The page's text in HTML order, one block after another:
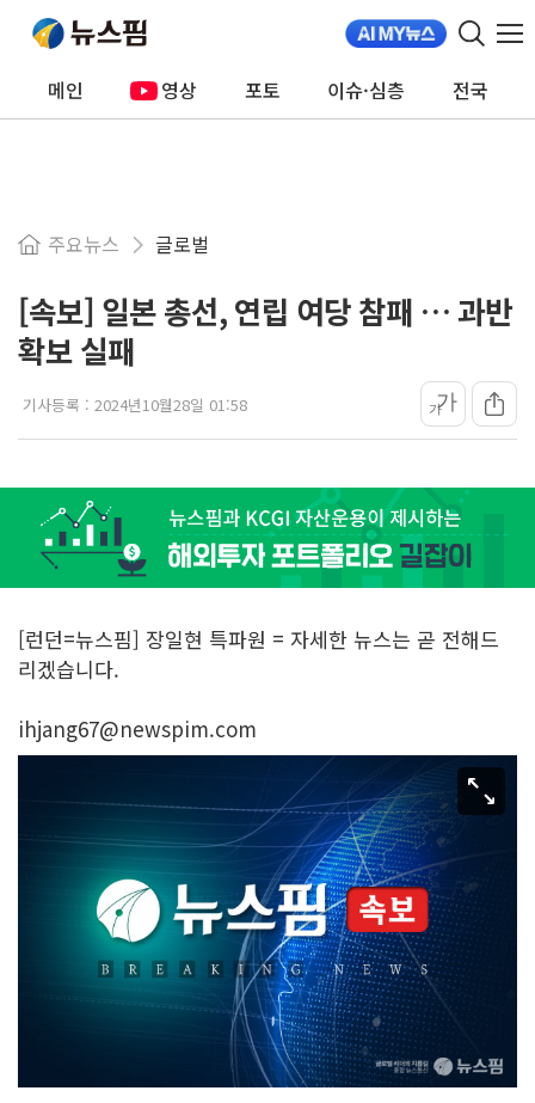
메인 영상 포토 이슈·심층 전국
주요뉴스 글로벌
[속보] 일본 총선, 연립 여당 참패 … 과반
확보 실패
기사등록 : 2024년10월28일 01:58 가가
[런던=뉴스핌] 장일현 특파원 = 자세한 뉴스는 곧 전해드
리겠습니다.
ihjang67@newspim.com